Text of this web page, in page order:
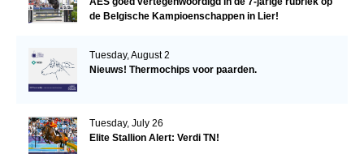
de Belgische Kampioenschappen in Lier!
Tuesday, August 2
Nieuws! Thermochips voor paarden.
Tuesday, July 26
Elite Stallion Alert: Verdi TN!